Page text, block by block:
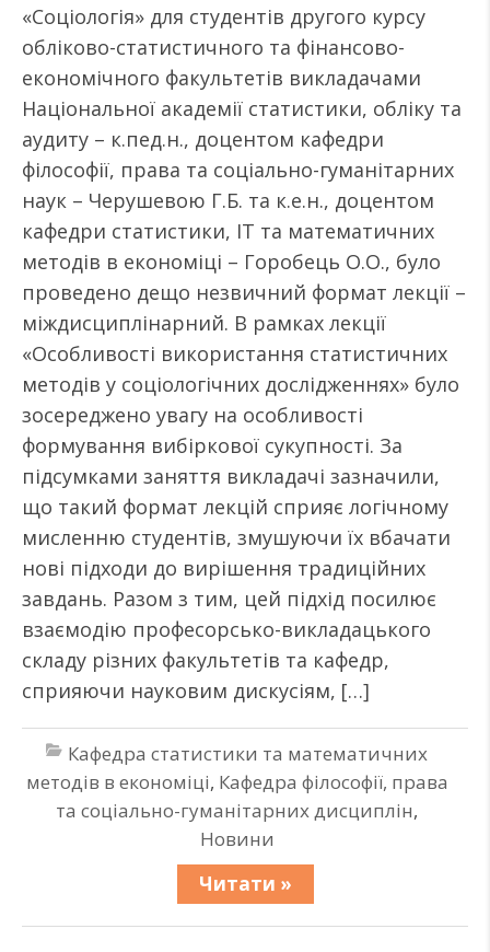
«Соціологія» для студентів другого курсу
обліково-статистичного та фінансово-
економічного факультетів викладачами
Національної академії статистики, обліку та
аудиту – к.пед.н., доцентом кафедри
філософії, права та соціально-гуманітарних
наук – Черушевою Г.Б. та к.е.н., доцентом
кафедри статистики, ІТ та математичних
методів в економіці – Горобець О.О., було
проведено дещо незвичний формат лекції –
міждисциплінарний. В рамках лекції
«Особливості використання статистичних
методів у соціологічних дослідженнях» було
зосереджено увагу на особливості
формування вибіркової сукупності. За
підсумками заняття викладачі зазначили,
що такий формат лекцій сприяє логічному
мисленню студентів, змушуючи їх вбачати
нові підходи до вирішення традиційних
завдань. Разом з тим, цей підхід посилює
взаємодію професорсько-викладацького
складу різних факультетів та кафедр,
сприяючи науковим дискусіям, […]
Кафедра статистики та математичних
методів в економіці, Кафедра філософії, права
та соціально-гуманітарних дисциплін,
Новини
Читати »